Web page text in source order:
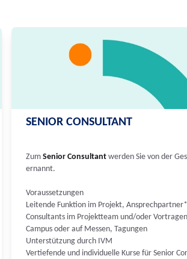
SENIOR CONSULTANT
Zum Senior Consultant werden Sie von der
ernannt.
Voraussetzungen
Leitende Funktion im Projekt,
Consultants im Projektteam und/oder
Campus oder auf Messen, Tagungen
Unterstützung durch IVM
Vertiefende und individuelle Kurse für Senior